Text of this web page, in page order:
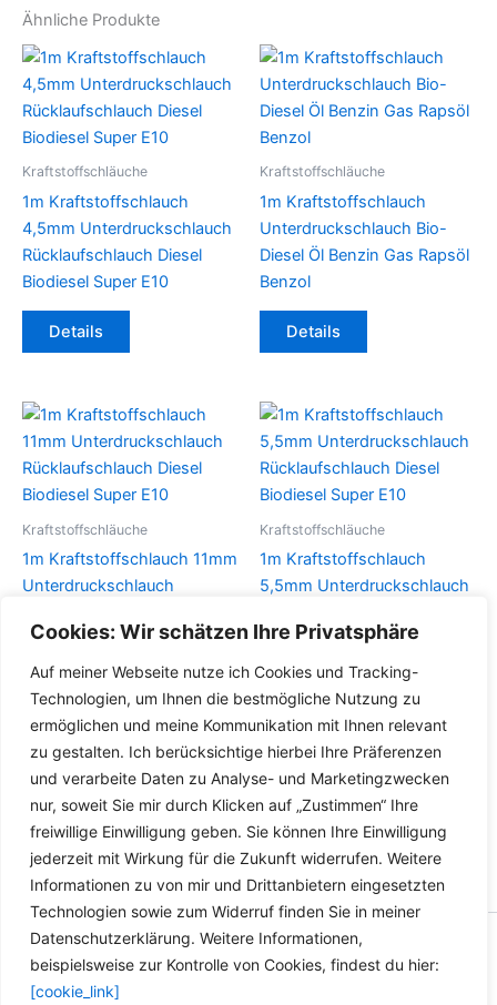
Cookies: Wir schätzen Ihre Privatsphäre
Auf meiner Webseite nutze ich Cookies und Tracking-
Technologien, um Ihnen die bestmögliche Nutzung zu
ermöglichen und meine Kommunikation mit Ihnen relevant
zu gestalten. Ich berücksichtige hierbei Ihre Präferenzen
und verarbeite Daten zu Analyse- und Marketingzwecken
nur, soweit Sie mir durch Klicken auf „Zustimmen“ Ihre
freiwillige Einwilligung geben. Sie können Ihre Einwilligung
jederzeit mit Wirkung für die Zukunft widerrufen. Weitere
Informationen zu von mir und Drittanbietern eingesetzten
Technologien sowie zum Widerruf finden Sie in meiner
Datenschutzerklärung. Weitere Informationen,
beispielsweise zur Kontrolle von Cookies, findest du hier:
[cookie_link]
Ähnliche Produkte
Kraftstoffschläuche
1m Kraftstoffschlauch
4,5mm Unterdruckschlauch
Rücklaufschlauch Diesel
Biodiesel Super E10
Details
Kraftstoffschläuche
1m Kraftstoffschlauch
Unterdruckschlauch Bio-
Diesel Öl Benzin Gas Rapsöl
Benzol
Details
Dieses
Varianten
auf.
Die
Optionen
können
auf
der
gewählt
werden
Kraftstoffschläuche
1m Kraftstoffschlauch 11mm
Unterdruckschlauch
Biodiesel Super E10
Details
Kraftstoffschläuche
1m Kraftstoffschlauch
5,5mm Unterdruckschlauch
Biodiesel Super E10
Details
Copyright © 2026 Versandhandel für Fahrzeugteile, Ersatzteile
für: SMART BMW VW - Zubehör für Werkstätten.